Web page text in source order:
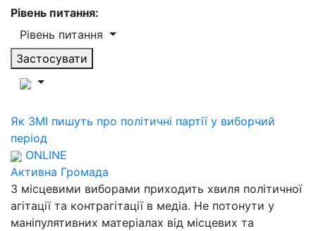
Рівень питання:
Рівень питання
Застосувати
Як ЗМІ пишуть про політичні партії у виборчий
період
ONLINE
Активна Громада
З місцевими виборами приходить хвиля політичної
агітації та контрагітації в медіа. Не потонути у
маніпулятивних матеріалах від місцевих та